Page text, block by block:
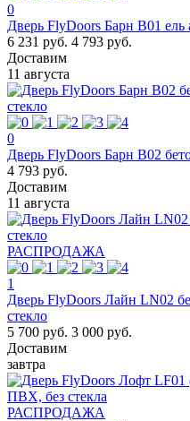
0
Дверь FlyDoors Барн B01
6 231 руб. 4 793 руб.
Доставим
11 августа
0
Дверь FlyDoors Барн B02
4 793 руб.
Доставим
11 августа
РАСПРОДАЖА
1
Дверь FlyDoors Лайн LN02
стекло
5 700 руб. 3 000 руб.
Доставим
завтра
РАСПРОДАЖА